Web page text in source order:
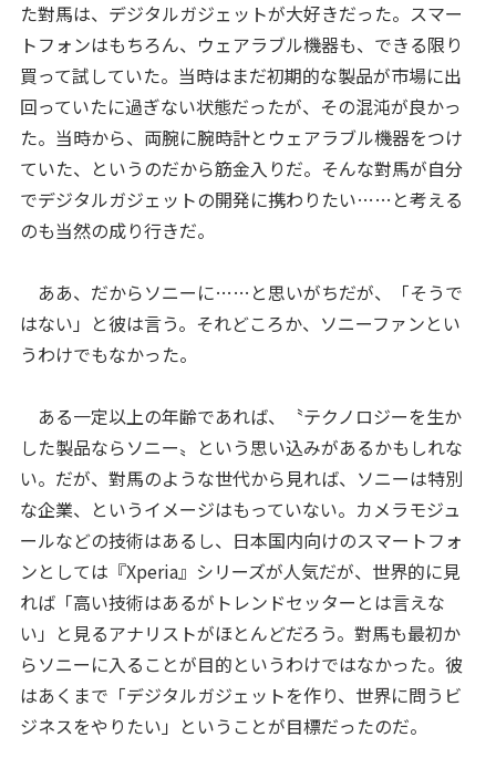
た對馬は、デジタルガジェットが大好きだった。スマー
トフォンはもちろん、ウェアラブル機器も、できる限り
買って試していた。当時はまだ初期的な製品が市場に出
回っていたに過ぎない状態だったが、その混沌が良かっ
た。当時から、両腕に腕時計とウェアラブル機器をつけ
ていた、というのだから筋金入りだ。そんな對馬が自分
でデジタルガジェットの開発に携わりたい……と考える
のも当然の成り行きだ。
ああ、だからソニーに……と思いがちだが、「そうで
はない」と彼は言う。それどころか、ソニーファンとい
うわけでもなかった。
ある一定以上の年齢であれば、〝テクノロジーを生か
した製品ならソニー〟という思い込みがあるかもしれな
い。だが、對馬のような世代から見れば、ソニーは特別
な企業、というイメージはもっていない。カメラモジュ
ールなどの技術はあるし、日本国内向けのスマートフォ
ンとしては『Xperia』シリーズが人気だが、世界的に見
れば「高い技術はあるがトレンドセッターとは言えな
い」と見るアナリストがほとんどだろう。對馬も最初か
らソニーに入ることが目的というわけではなかった。彼
はあくまで「デジタルガジェットを作り、世界に問うビ
ジネスをやりたい」ということが目標だったのだ。